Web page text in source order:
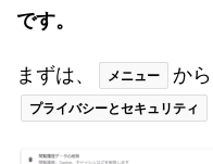
です。
まずは、 メニュー から
プライバシーとセキュリティ